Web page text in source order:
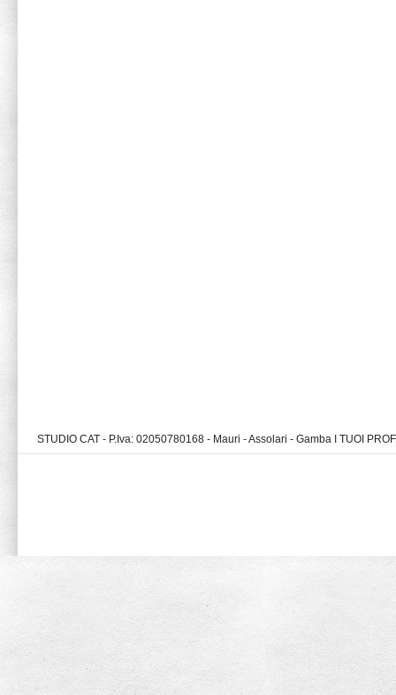
STUDIO CAT - P.Iva: 02050780168 - Mauri - Assolari - Gamba I TUOI